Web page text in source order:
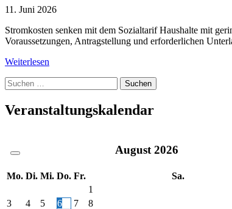
11. Juni 2026
Stromkosten senken mit dem Sozialtarif Haushalte mit
Voraussetzungen, Antragstellung und erforderlichen
Weiterlesen
Suche
nach:
Veranstaltungskalendar
August 2026
Mo. Di. Mi. Do. Fr. Sa.
1
3
4 5 6 7 8